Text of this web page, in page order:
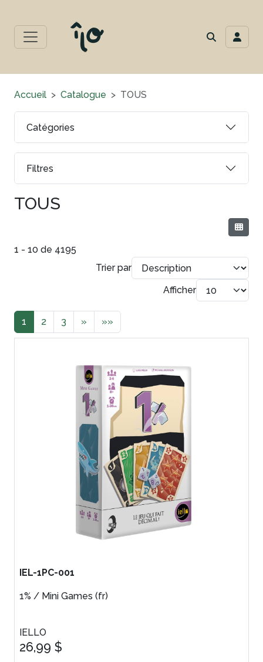
Catégories
Filtres
Accueil Catalogue TOUS
TOUS
1 - 10 de 4195
Trier par
Afficher
1 2 3 » »»
IEL-1PC-001
1% / Mini Games (fr)
IELLO
26,99 $